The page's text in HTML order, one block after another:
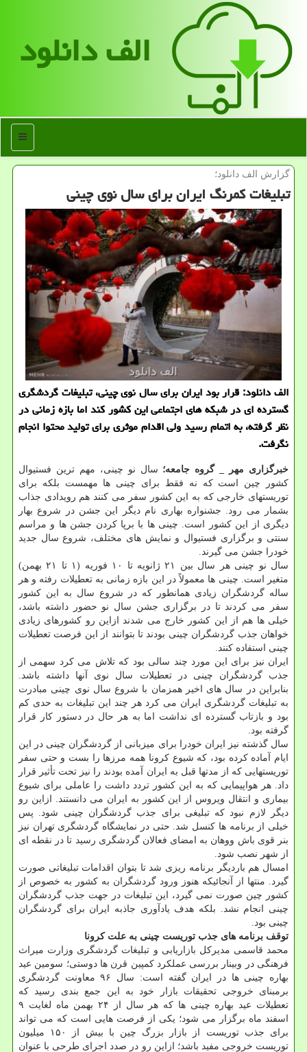
الف دانلود
منو
گزارش الف دانلود؛
تبلیغات كمرنگ ایران برای سال نوی چینی
الف دانلود: قرار بود ایران برای سال نوی چینی، تبلیغات گردشگری
گسترده ای در شبکه های اجتماعی این کشور کند اما بازه زمانی در
نظر گرفته، به اتمام رسید ولی اقدام موثری برای تولید محتوا انجام
نگرفت.
خبرگزاری مهر _ گروه جامعه؛ سال نو چینی، مهم ترین فستیوال
کشور چین است که نه فقط برای چینی ها مهمست بلکه برای
توریستهای خارجی که به این کشور سفر می کنند هم رویدادی جذاب
بشمار می رود. جشنواره بهاری نام دیگر این جشن در شروع بهار
دیگری از این کشور است. چینی ها با برپا کردن جشن ها و مراسم
سنتی و برگزاری فستیوال و نمایش های مختلف، شروع سال جدید
خودرا جشن می گیرند.
سال نو چینی هر سال بین ۲۱ ژانویه تا ۱۰ فوریه (۱ تا ۲۱ بهمن)
متغیر است. چینی ها معمولاً در این بازه زمانی به تعطیلات رفته و هر
ساله گردشگران زیادی همانطور که در شروع سال به این کشور
سفر می کردند تا در برگزاری جشن سال نو حضور داشته باشد،
خیلی ها هم از این کشور خارج می شدند ازاین رو کشورهای زیادی
خواهان جذب گردشگران چینی بودند تا بتوانند از این فرصت تعطیلات
چینی استفاده کنند.
ایران نیز برای این مورد چند سالی بود که تلاش می کرد سهمی از
جذب گردشگران چینی در تعطیلات سال نوی آنها داشته باشد.
بنابراین در سال های اخیر همزمان با شروع سال نوی چینی مبادرت
به تبلیغات گردشگری ایران می کرد هر چند این تبلیغات به حدی کم
بود و بازتاب گسترده ای نداشت اما به هر حال در دستور کار قرار
گرفته بود.
سال گذشته نیز ایران خودرا برای میزبانی از گردشگران چینی در این
ایام آماده کرده بود، که شیوع کرونا همه مرزها را بست و حتی سفر
توریستهایی که از مدتها قبل به ایران آمده بودند را نیز تحت تأثیر قرار
داد. هر هواپیمایی که به این کشور تردد داشت را عاملی برای شیوع
بیماری و انتقال ویروس از این کشور به ایران می دانستند. ازاین رو
دیگر لازم نبود که تبلیغی برای جذب گردشگران چینی شود. پس
خیلی از برنامه ها کنسل شد. حتی در نمایشگاه گردشگری تهران نیز
بنر قوی باش ووهان به امضای فعالان گردشگری رسید تا در نقطه ای
از شهر نصب شود.
امسال هم باردیگر برنامه ریزی شد تا بتوان اقدامات تبلیغاتی صورت
گیرد. منتها از آنجائیکه هنوز ورود گردشگران به کشور به خصوص از
کشور چین صورت نمی گیرد، این تبلیغات در جهت جذب گردشگران
چینی انجام نشد. بلکه هدف یادآوری جاذبه ایران برای گردشگران
چینی بود.
توقف برنامه های جذب توریست چینی به علت کرونا
محمد قاسمی مدیرکل بازاریابی و تبلیغات گردشگری وزارت میراث
فرهنگی در وبینار بررسی عملکرد کمپین قرن ها دوستی؛ سومین عید
بهاره چینی ها در ایران گفته است: سال ۹۶ معاونت گردشگری
برمبنای خروجی تحقیقات بازار خود به این جمع بندی رسید که
تعطیلات عید بهاره چینی ها که هر سال از ۲۴ بهمن ماه لغایت ۹
اسفند ماه برگزار می شود؛ یکی از فرصت هایی است که می تواند
برای جذب توریست از بازار بزرگ چین با بیش از ۱۵۰ میلیون
توریست خروجی مفید باشد؛ ازاین رو در صدد اجرای طرحی با عنوان